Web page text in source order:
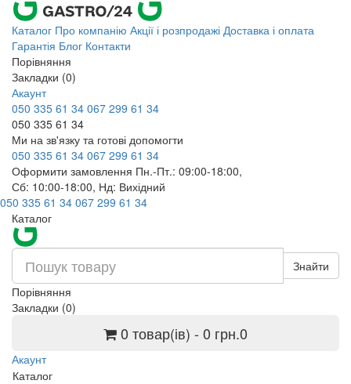
Каталог Про компанію Акції і розпродажі Доставка і оплата
Гарантія Блог Контакти
Порівняння
Закладки (0)
Акаунт
050 335 61 34 067 299 61 34
050 335 61 34
Ми на зв'язку та готові допомогти
050 335 61 34 067 299 61 34
Оформити замовлення Пн.-Пт.: 09:00-18:00,
Сб: 10:00-18:00, Нд: Вихідний
050 335 61 34 067 299 61 34
Каталог
Знайти
Порівняння
Закладки (0)
0 товар(ів) - 0 грн.0
Акаунт
Каталог